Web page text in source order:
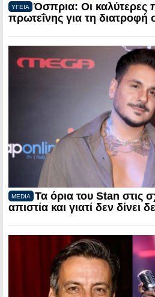
ΥΓΕΙΑ
Όσπρια: Οι καλύτερες
πρωτεΐνης για τη διατροφή
MEDIA
Τα όρια του Stan στις
απιστία και γιατί δεν δίνει